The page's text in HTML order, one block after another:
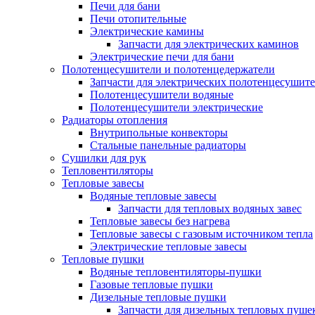
Печи для бани
Печи отопительные
Электрические камины
Запчасти для электрических каминов
Электрические печи для бани
Полотенцесушители и полотенцедержатели
Запчасти для электрических
Полотенцесушители водяные
Полотенцесушители электрические
Радиаторы отопления
Внутрипольные конвекторы
Стальные панельные радиаторы
Сушилки для рук
Тепловентиляторы
Тепловые завесы
Водяные тепловые завесы
Запчасти для тепловых водяных завес
Тепловые завесы без нагрева
Тепловые завесы с газовым источником тепла
Электрические тепловые завесы
Тепловые пушки
Водяные тепловентиляторы-пушки
Газовые тепловые пушки
Дизельные тепловые пушки
Запчасти для дизельных тепловых